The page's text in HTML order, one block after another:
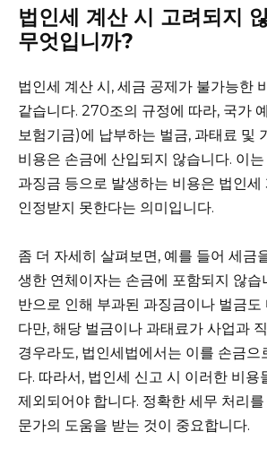
법인세 계산 시 고려되지
무엇입니까?
법인세 계산 시, 세금 공제가 불가능한
같습니다. 270조의 규정에 따라, 국가
보험기금)에 납부하는 벌금, 과태료 및
비용은 손금에 산입되지 않습니다. 이
과징금 등으로 발생하는 비용은 법인세
인정받지 못한다는 의미입니다.
좀 더 자세히 살펴보면, 예를 들어 세금
생한 연체이자는 손금에 포함되지 않습
반으로 인해 부과된 과징금이나 벌금도
다만, 해당 벌금이나 과태료가 사업과
경우라도, 법인세법에서는 이를 손금으
다. 따라서, 법인세 신고 시 이러한 비용
제외되어야 합니다. 정확한 세무 처리
문가의 도움을 받는 것이 중요합니다.